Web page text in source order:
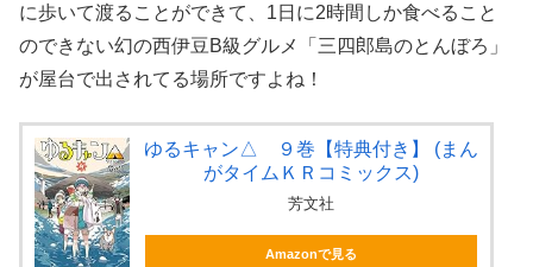
に歩いて渡ることができて、1日に2時間しか食べること
のできない幻の西伊豆B級グルメ「三四郎島のとんぼろ」
が屋台で出されてる場所ですよね！
ゆるキャン△ ９巻【特典付き】 (まん
がタイムＫＲコミックス)
芳文社
Amazonで見る